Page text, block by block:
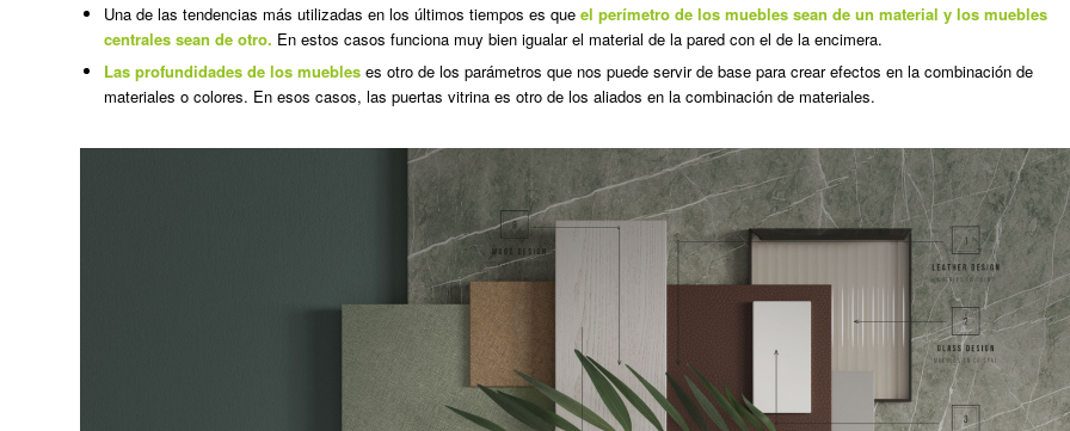
Una de las tendencias más utilizadas en los últimos tiempos es que el perímetro de los muebles sean de un material y los muebles
centrales sean de otro. En estos casos funciona muy bien igualar el material de la pared con el de la encimera.
Las profundidades de los muebles es otro de los parámetros que nos puede servir de base para crear efectos en la combinación de
materiales o colores. En esos casos, las puertas vitrina es otro de los aliados en la combinación de materiales.